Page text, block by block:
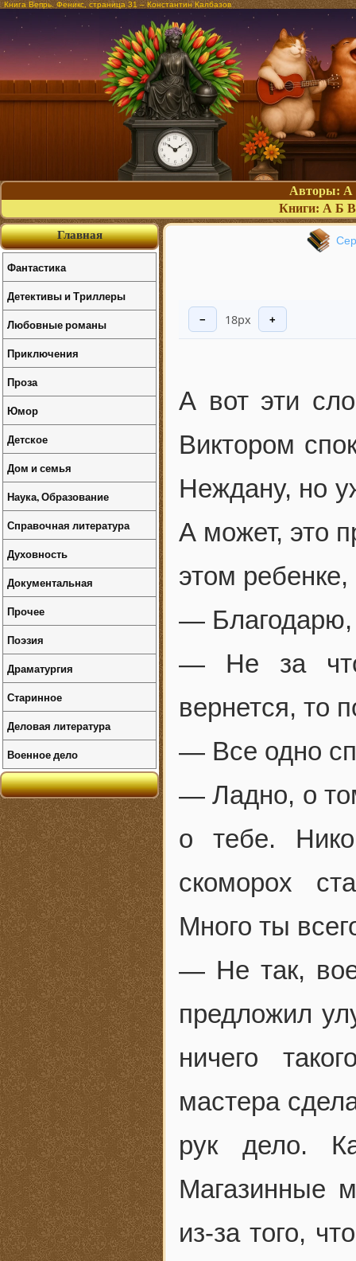
Книга Вепрь. Феникс, страница 31 – Константин Калбазов
Авторы: А
Книги: А Б В
− 18px +
А вот эти
Виктором
Неждану, но
А может, это
этом
— Благодарю,
— Не за что
вернется, то
— Все одно
— Ладно, о
о тебе.
скоморох
Много ты
— Не так,
предложил
ничего
мастера
рук дело.
Магазинные
из-за того,
Главная
Фантастика
Детективы и Триллеры
Любовные романы
Приключения
Проза
Юмор
Детское
Дом и семья
Наука, Образование
Справочная литература
Духовность
Документальная
Прочее
Поэзия
Драматургия
Старинное
Деловая литература
Военное дело